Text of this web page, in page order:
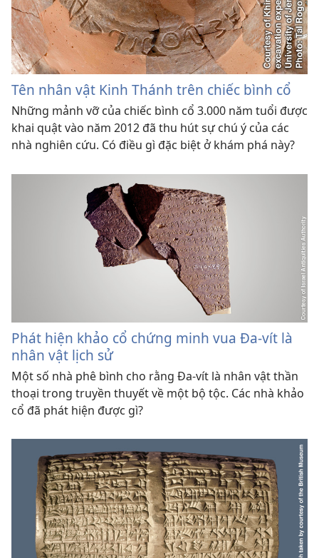
Tên nhân vật Kinh Thánh trên chiếc bình cổ
Những mảnh vỡ của chiếc bình cổ 3.000 năm tuổi được
khai quật vào năm 2012 đã thu hút sự chú ý của các
nhà nghiên cứu. Có điều gì đặc biệt ở khám phá này?
Phát hiện khảo cổ chứng minh vua Đa-vít là
nhân vật lịch sử
Một số nhà phê bình cho rằng Đa-vít là nhân vật thần
thoại trong truyền thuyết về một bộ tộc. Các nhà khảo
cổ đã phát hiện được gì?